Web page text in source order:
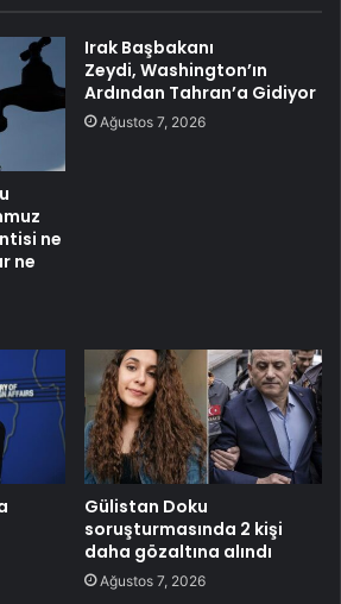
ne
ne
Irak Başbakanı
Zeydi, Washington’ın
Ardından Tahran’a Gidiyor
Ağustos 7, 2026
Gülistan Doku
soruşturmasında 2 kişi
daha gözaltına alındı
Ağustos 7, 2026